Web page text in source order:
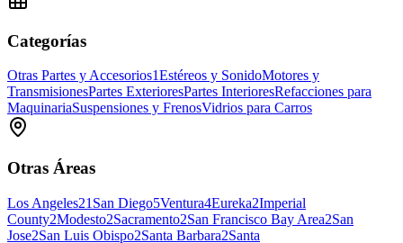
Categorías
Otras Partes y Accesorios1Estéreos y SonidoMotores y
TransmisionesPartes ExterioresPartes InterioresRefacciones para
MaquinariaSuspensiones y FrenosVidrios para Carros
Otras Áreas
Los Angeles21 San Diego5Ventura4Eureka2Imperial
County2Modesto2Sacramento2San Francisco Bay Area2San
Jose2San Luis Obispo2Santa Barbara2Santa